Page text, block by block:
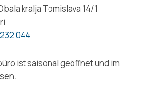
+385 21 227 933
info@kastela-info.hr
kralja Tomislava 14/1
044
ist saisonal geöffnet und im